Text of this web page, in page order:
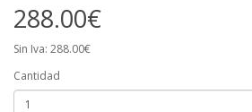
288.00€
Sin Iva: 288.00€
Cantidad